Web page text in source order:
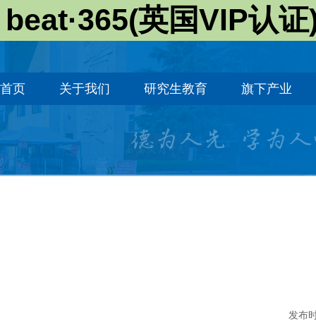
beat·365(英国VIP认
首页 关于我们 研究生教育 旗下产业
发布